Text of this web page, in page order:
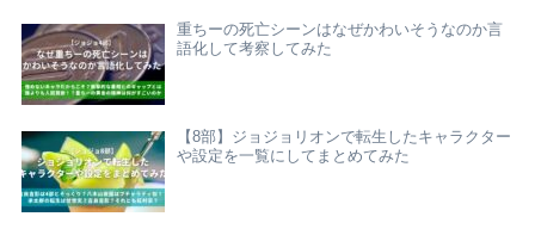
重ちーの死亡シーンはなぜかわいそうなのか言
語化して考察してみた
【8部】ジョジョリオンで転生したキャラクター
や設定を一覧にしてまとめてみた